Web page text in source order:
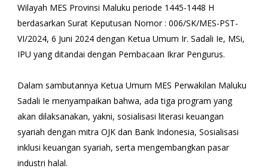
Wilayah MES Provinsi Maluku periode 1445-1448 H
berdasarkan Surat Keputusan Nomor : 006/SK/MES-PST-
VI/2024, 6 Juni 2024 dengan Ketua Umum Ir. Sadali Ie, MSi,
IPU yang ditandai dengan Pembacaan Ikrar Pengurus.
Dalam sambutannya Ketua Umum MES Perwakilan Maluku
Sadali Ie menyampaikan bahwa, ada tiga program yang
akan dilaksanakan, yakni, sosialisasi literasi keuangan
syariah dengan mitra OJK dan Bank Indonesia, Sosialisasi
inklusi keuangan syariah, serta mengembangkan pasar
industri halal.